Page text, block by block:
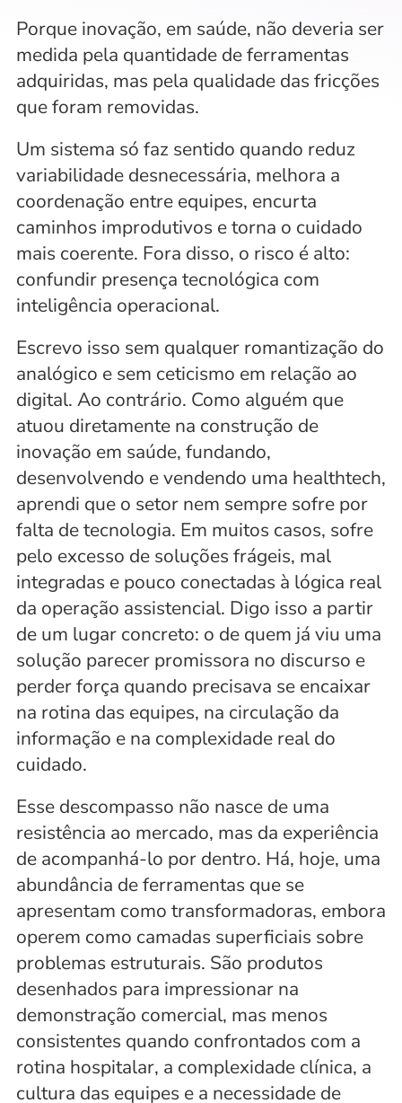
Porque inovação, em saúde, não deveria ser
medida pela quantidade de ferramentas
adquiridas, mas pela qualidade das fricções
que foram removidas.
Um sistema só faz sentido quando reduz
variabilidade desnecessária, melhora a
coordenação entre equipes, encurta
caminhos improdutivos e torna o cuidado
mais coerente. Fora disso, o risco é alto:
confundir presença tecnológica com
inteligência operacional.
Escrevo isso sem qualquer romantização do
analógico e sem ceticismo em relação ao
digital. Ao contrário. Como alguém que
atuou diretamente na construção de
inovação em saúde, fundando,
desenvolvendo e vendendo uma healthtech,
aprendi que o setor nem sempre sofre por
falta de tecnologia. Em muitos casos, sofre
pelo excesso de soluções frágeis, mal
integradas e pouco conectadas à lógica real
da operação assistencial. Digo isso a partir
de um lugar concreto: o de quem já viu uma
solução parecer promissora no discurso e
perder força quando precisava se encaixar
na rotina das equipes, na circulação da
informação e na complexidade real do
cuidado.
Esse descompasso não nasce de uma
resistência ao mercado, mas da experiência
de acompanhá-lo por dentro. Há, hoje, uma
abundância de ferramentas que se
apresentam como transformadoras, embora
operem como camadas superficiais sobre
problemas estruturais. São produtos
desenhados para impressionar na
demonstração comercial, mas menos
consistentes quando confrontados com a
rotina hospitalar, a complexidade clínica, a
cultura das equipes e a necessidade de